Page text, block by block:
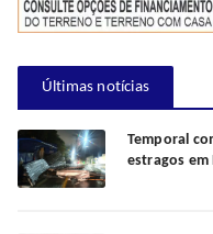
Últimas notícias
Temporal
estragos em